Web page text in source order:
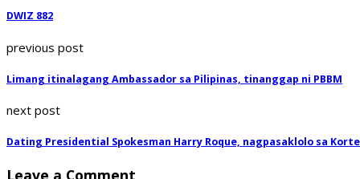
DWIZ 882
previous post
Limang itinalagang Ambassador sa Pilipinas, tinanggap ni PBBM
next post
Dating Presidential Spokesman Harry Roque, nagpasaklolo sa
Leave a Comment